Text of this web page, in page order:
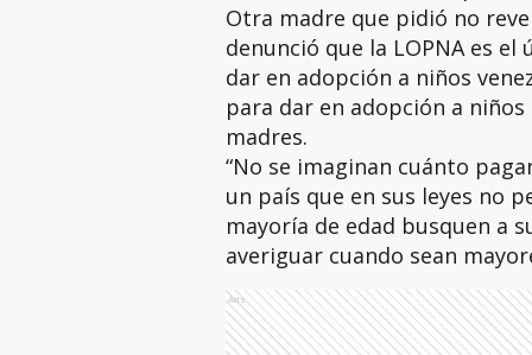
Otra madre que pidió no
denunció que la LOPNA es
dar en adopción a niños
para dar en adopción a
madres.
“No se imaginan cuánto
un país que en sus leyes no
mayoría de edad busquen a
averiguar cuando sean
Ads